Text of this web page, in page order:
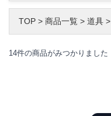
TOP > 商品一覧 > 道具 >
14件の商品がみつかりました